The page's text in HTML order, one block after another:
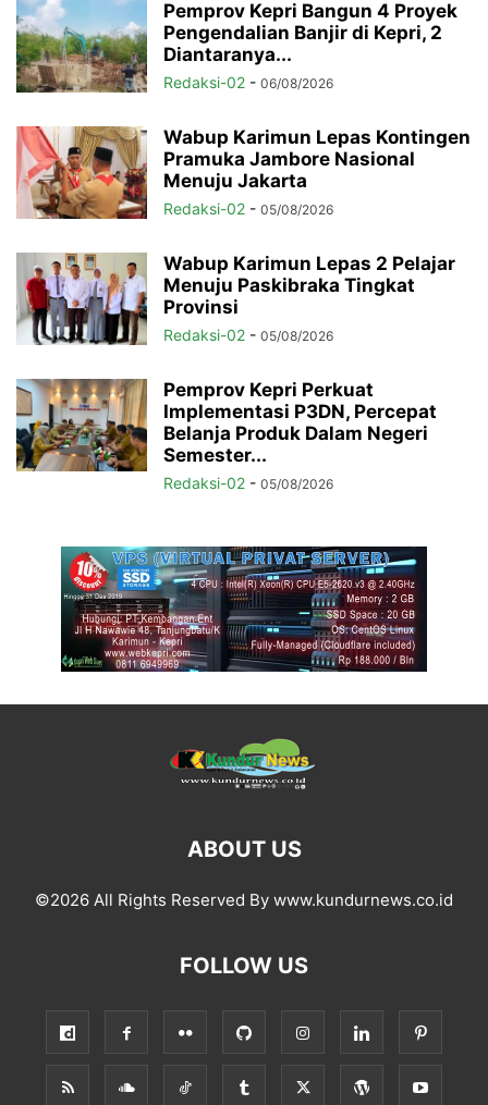
Pemprov Kepri Bangun 4 Proyek
Pengendalian Banjir di Kepri, 2
Diantaranya...
Redaksi-02 - 06/08/2026
Wabup Karimun Lepas Kontingen
Pramuka Jambore Nasional
Menuju Jakarta
Redaksi-02 - 05/08/2026
Wabup Karimun Lepas 2 Pelajar
Menuju Paskibraka Tingkat
Provinsi
Redaksi-02 - 05/08/2026
Pemprov Kepri Perkuat
Implementasi P3DN, Percepat
Belanja Produk Dalam Negeri
Semester...
Redaksi-02 - 05/08/2026
ABOUT US
©2026 All Rights Reserved By www.kundurnews.co.id
FOLLOW US